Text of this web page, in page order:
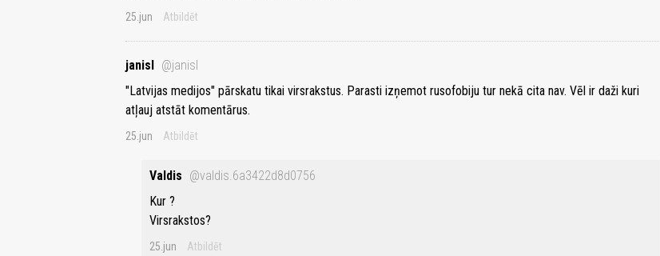
25.jun Atbildēt
janisl
@janisl
"Latvijas medijos" pārskatu tikai virsrakstus. Parasti izņemot rusofobiju tur nekā cita nav. Vēl ir daži kuri
atļauj atstāt komentārus.
25.jun Atbildēt
Valdis @valdis.6a3422d8d0756
Kur ?
Virsrakstos?
25.jun Atbildēt